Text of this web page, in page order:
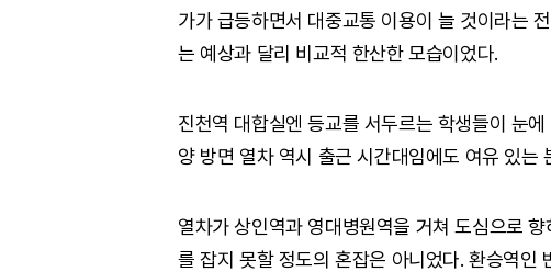
가가 급등하면서 대중교통 이용이 늘 것이라는
는 예상과 달리 비교적 한산한 모습이었다.
진천역 대합실엔 등교를 서두르는 학생들이 눈
양 방면 열차 역시 출근 시간대임에도 여유 있는
열차가 상인역과 영대병원역을 거쳐 도심으로
를 잡지 못할 정도의 혼잡은 아니었다. 환승역인